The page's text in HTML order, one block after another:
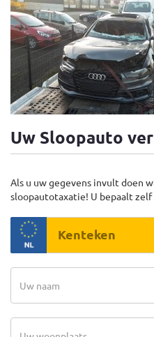
Uw Sloopauto
Als u uw gegevens invult doen
sloopautotaxatie! U bepaalt zelf